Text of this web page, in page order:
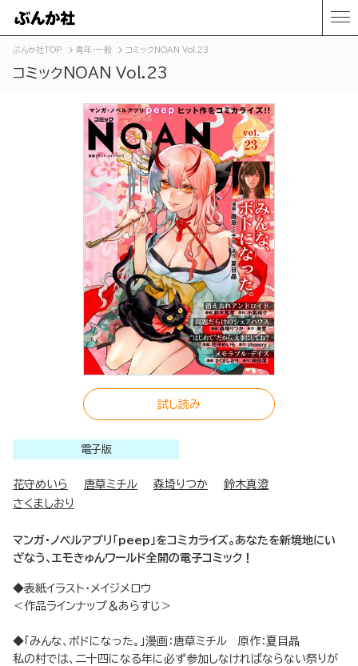
ぶんか社TOP 青年・一般 コミックNOAN Vol.23
コミックNOAN Vol.23
試し読み
電子版
花守めいら 唐草ミチル 森埼りつか
鈴木真澄
さくましおり
マンガ・ノベルアプリ「peep」をコミカライズ。あなたを新境地にい
ざなう、エモきゅんワールド全開の電子コミック！
◆表紙イラスト・メイジメロウ
＜作品ラインナップ＆あらすじ＞
◆「みんな、ボドになった。」漫画：唐草ミチル 原作：夏目晶
私の村では、二十四になる年に必ず参加しなければならない祭りが